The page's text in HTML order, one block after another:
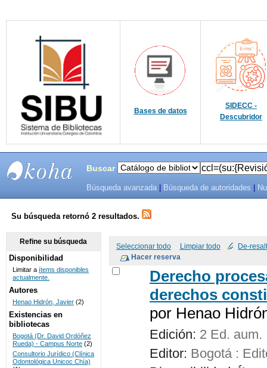
Bases de datos
SIDECC -
Descubridor
SISTEMAS
DE
BIBLIOTECAS
UNICOC
Buscar
Búsqueda avanzada Búsqueda de autoridades
Su búsqueda retornó 2 resultados.
Seleccionar todo Limpiar todo De-
Derecho
derechos
por Henao
Edición: 2 Ed. aum.
Editor: Bogotá :
Refine su búsqueda
Disponibilidad
Limitar a ítems disponibles
actualmente.
Autores
Henao Hidrón, Javier (2)
Existencias en
bibliotecas
Bogotá (Dr. David Ordóñez
Rueda) - Campus Norte (2)
Consultorio Jurídico (Clínica
Odontológica Unicoc Chía)